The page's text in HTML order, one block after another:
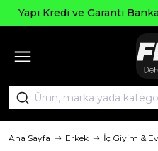
Yapı Kredi ve Garanti
Ana Sayfa Erkek İç Giyim &